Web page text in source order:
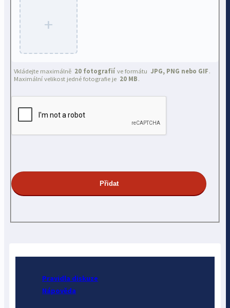
+
Vkládejte maximálně 20 fotografií ve formátu JPG, PNG nebo GIF .
Maximální velikost jedné fotografie je 20 MB .
Pravidla diskuze
Nápověda